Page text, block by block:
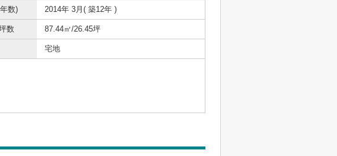
数) 2014年 3月( 築12年 )
数 87.44㎡/26.45坪
宅地